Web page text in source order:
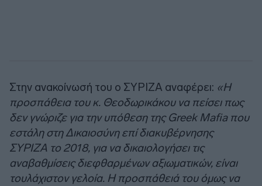
Στην ανακοίνωσή του ο ΣΥΡΙΖΑ αναφέρει: «Η
προσπάθεια του κ. Θεοδωρικάκου να πείσει πως
δεν γνώριζε για την υπόθεση της Greek Mafia που
εστάλη στη Δικαιοσύνη επί διακυβέρνησης
ΣΥΡΙΖΑ το 2018, για να δικαιολογήσει τις
αναβαθμίσεις διεφθαρμένων αξιωματικών, είναι
τουλάχιστον γελοία. Η προσπάθειά του όμως να